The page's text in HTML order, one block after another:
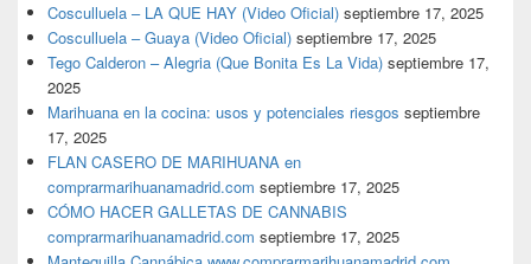
Cosculluela – LA QUE HAY (Video Oficial) septiembre 17, 2025
Cosculluela – Guaya (Video Oficial) septiembre 17, 2025
Tego Calderon – Alegria (Que Bonita Es La Vida) septiembre 17,
2025
Marihuana en la cocina: usos y potenciales riesgos septiembre
17, 2025
FLAN CASERO DE MARIHUANA en
comprarmarihuanamadrid.com septiembre 17, 2025
CÓMO HACER GALLETAS DE CANNABIS
comprarmarihuanamadrid.com septiembre 17, 2025